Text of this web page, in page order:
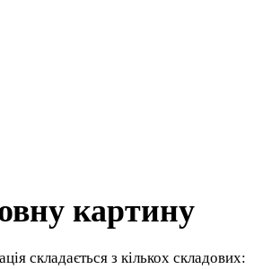
картину
складається з кількох складових: